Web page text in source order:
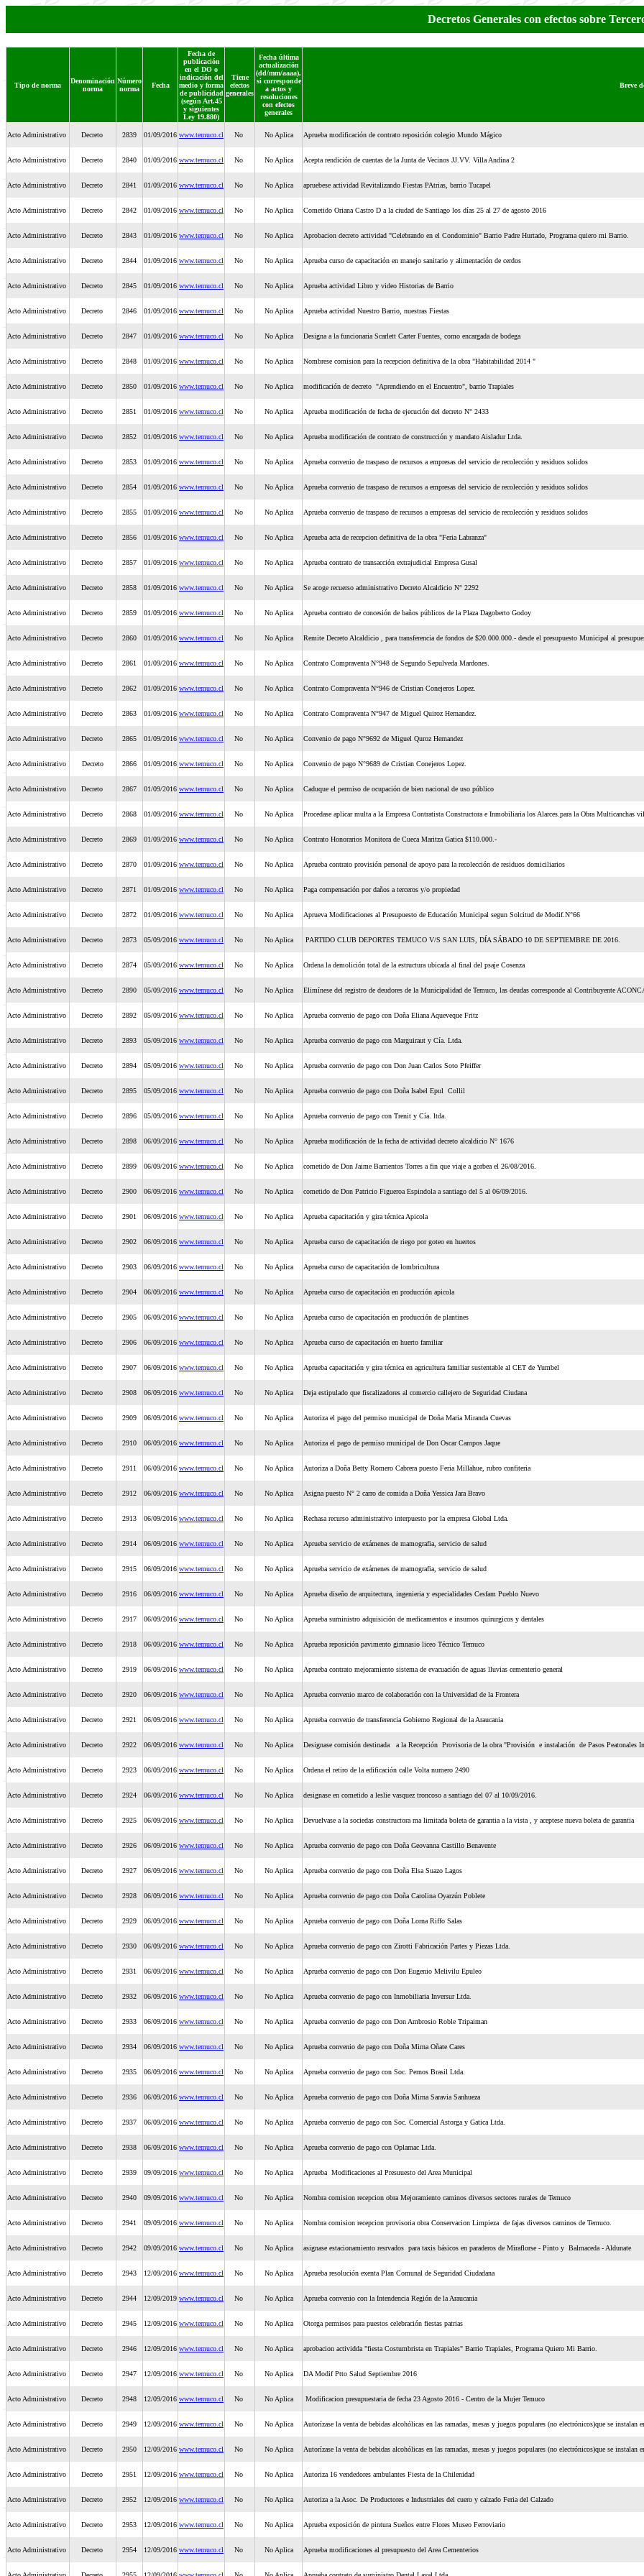
Decretos Generales con efectos sobre
Tipo de norma
Denominación
norma
Número
norma
Fecha
Fecha de
publicación
en el DO o
indicación del
medio y forma
de publicidad
(según Art.45
y siguientes
Ley 19.880)
Tiene
efectos
generales
Fecha última
actualización
(dd/mm/aaaa),
si corresponde
a actos y
resoluciones
con efectos
generales
Breve
Acto Administrativo Decreto 2839 01/09/2016 www.temuco.cl No No Aplica Aprueba modificación de contrato reposición colegio Mundo Mágico
Acto Administrativo Decreto 2840 01/09/2016 www.temuco.cl No No Aplica Acepta rendición de cuentas de la Junta de Vecinos JJ.VV. Villa Andina 2
Acto Administrativo Decreto 2841 01/09/2016 www.temuco.cl No No Aplica apruebese actividad Revitalizando Fiestas PAtrias, barrio Tucapel
Acto Administrativo Decreto 2842 01/09/2016 www.temuco.cl No No Aplica Cometido Oriana Castro D a la ciudad de Santiago los días 25 al 27 de agosto 2016
Acto Administrativo Decreto 2843 01/09/2016 www.temuco.cl No No Aplica Aprobacion decreto actividad "Celebrando en el Condominio" Barrio Padre Hurtado, Programa quiero mi Barrio.
Acto Administrativo Decreto 2844 01/09/2016 www.temuco.cl No No Aplica Aprueba curso de capacitación en manejo sanitario y alimentación de cerdos
Acto Administrativo Decreto 2845 01/09/2016 www.temuco.cl No No Aplica Aprueba actividad Libro y video Historias de Barrio
Acto Administrativo Decreto 2846 01/09/2016 www.temuco.cl No No Aplica Aprueba actividad Nuestro Barrio, nuestras Fiestas
Acto Administrativo Decreto 2847 01/09/2016 www.temuco.cl No No Aplica Designa a la funcionaria Scarlett Carter Fuentes, como encargada de bodega
Acto Administrativo Decreto 2848 01/09/2016 www.temuco.cl No No Aplica Nombrese comision para la recepcion definitiva de la obra "Habitabilidad 2014 "
Acto Administrativo Decreto 2850 01/09/2016 www.temuco.cl No No Aplica modificación de decreto "Aprendiendo en el Encuentro", barrio Trapiales
Acto Administrativo Decreto 2851 01/09/2016 www.temuco.cl No No Aplica Aprueba modificación de fecha de ejecución del decreto N° 2433
Acto Administrativo Decreto 2852 01/09/2016 www.temuco.cl No No Aplica Aprueba modificación de contrato de construcción y mandato Aisladur Ltda.
Acto Administrativo Decreto 2853 01/09/2016 www.temuco.cl No No Aplica Aprueba convenio de traspaso de recursos a empresas del servicio de recolección y residuos solidos
Acto Administrativo Decreto 2854 01/09/2016 www.temuco.cl No No Aplica Aprueba convenio de traspaso de recursos a empresas del servicio de recolección y residuos solidos
Acto Administrativo Decreto 2855 01/09/2016 www.temuco.cl No No Aplica Aprueba convenio de traspaso de recursos a empresas del servicio de recolección y residuos solidos
Acto Administrativo Decreto 2856 01/09/2016 www.temuco.cl No No Aplica Aprueba acta de recepcion definitiva de la obra "Feria Labranza"
Acto Administrativo Decreto 2857 01/09/2016 www.temuco.cl No No Aplica Aprueba contrato de transacción extrajudicial Empresa Gusal
Acto Administrativo Decreto 2858 01/09/2016 www.temuco.cl No No Aplica Se acoge recuerso administrativo Decreto Alcaldicio N° 2292
Acto Administrativo Decreto 2859 01/09/2016 www.temuco.cl No No Aplica Aprueba contrato de concesión de baños públicos de la Plaza Dagoberto Godoy
Acto Administrativo Decreto 2860 01/09/2016 www.temuco.cl No No Aplica Remite Decreto Alcaldicio , para transferencia de fondos de $20.000.000.- desde el presupuesto Municipal al
Acto Administrativo Decreto 2861 01/09/2016 www.temuco.cl No No Aplica Contrato Compraventa N°948 de Segundo Sepulveda Mardones.
Acto Administrativo Decreto 2862 01/09/2016 www.temuco.cl No No Aplica Contrato Compraventa N°946 de Cristian Conejeros Lopez.
Acto Administrativo Decreto 2863 01/09/2016 www.temuco.cl No No Aplica Contrato Compraventa N°947 de Miguel Quiroz Hernandez.
Acto Administrativo Decreto 2865 01/09/2016 www.temuco.cl No No Aplica Convenio de pago N°9692 de Miguel Quroz Hernandez
Acto Administrativo Decreto 2866 01/09/2016 www.temuco.cl No No Aplica Convenio de pago N°9689 de Cristian Conejeros Lopez.
Acto Administrativo Decreto 2867 01/09/2016 www.temuco.cl No No Aplica Caduque el permiso de ocupación de bien nacional de uso público
Acto Administrativo Decreto 2868 01/09/2016 www.temuco.cl No No Aplica Procedase aplicar multa a la Empresa Contratista Constructora e Inmobiliaria los Alarces.para la Obra Multicanchas
Acto Administrativo Decreto 2869 01/09/2016 www.temuco.cl No No Aplica Contrato Honorarios Monitora de Cueca Maritza Gatica $110.000.-
Acto Administrativo Decreto 2870 01/09/2016 www.temuco.cl No No Aplica Aprueba contrato provisión personal de apoyo para la recolección de residuos domiciliarios
Acto Administrativo Decreto 2871 01/09/2016 www.temuco.cl No No Aplica Paga compensación por daños a terceros y/o propiedad
Acto Administrativo Decreto 2872 01/09/2016 www.temuco.cl No No Aplica Aprueva Modificaciones al Presupuesto de Educación Municipal segun Solcitud de Modif.N°66
Acto Administrativo Decreto 2873 05/09/2016 www.temuco.cl No No Aplica PARTIDO CLUB DEPORTES TEMUCO V/S SAN LUIS, DÍA SÁBADO 10 DE SEPTIEMBRE DE 2016.
Acto Administrativo Decreto 2874 05/09/2016 www.temuco.cl No No Aplica Ordena la demolición total de la estructura ubicada al final del psaje Cosenza
Acto Administrativo Decreto 2890 05/09/2016 www.temuco.cl No No Aplica Elimínese del registro de deudores de la Municipalidad de Temuco, las deudas corresponde al Contribuyente
Acto Administrativo Decreto 2892 05/09/2016 www.temuco.cl No No Aplica Aprueba convenio de pago con Doña Eliana Aqueveque Fritz
Acto Administrativo Decreto 2893 05/09/2016 www.temuco.cl No No Aplica Aprueba convenio de pago con Marguiraut y Cía. Ltda.
Acto Administrativo Decreto 2894 05/09/2016 www.temuco.cl No No Aplica Aprueba convenio de pago con Don Juan Carlos Soto Pfeiffer
Acto Administrativo Decreto 2895 05/09/2016 www.temuco.cl No No Aplica Aprueba convenio de pago con Doña Isabel Epul Collil
Acto Administrativo Decreto 2896 05/09/2016 www.temuco.cl No No Aplica Aprueba convenio de pago con Trenit y Cía. ltda.
Acto Administrativo Decreto 2898 06/09/2016 www.temuco.cl No No Aplica Aprueba modificación de la fecha de actividad decreto alcaldicio N° 1676
Acto Administrativo Decreto 2899 06/09/2016 www.temuco.cl No No Aplica cometido de Don Jaime Barrientos Torres a fin que viaje a gorbea el 26/08/2016.
Acto Administrativo Decreto 2900 06/09/2016 www.temuco.cl No No Aplica cometido de Don Patricio Figueroa Espindola a santiago del 5 al 06/09/2016.
Acto Administrativo Decreto 2901 06/09/2016 www.temuco.cl No No Aplica Aprueba capacitación y gira técnica Apicola
Acto Administrativo Decreto 2902 06/09/2016 www.temuco.cl No No Aplica Aprueba curso de capacitación de riego por goteo en huertos
Acto Administrativo Decreto 2903 06/09/2016 www.temuco.cl No No Aplica Aprueba curso de capacitación de lombricultura
Acto Administrativo Decreto 2904 06/09/2016 www.temuco.cl No No Aplica Aprueba curso de capacitación en producción apicola
Acto Administrativo Decreto 2905 06/09/2016 www.temuco.cl No No Aplica Aprueba curso de capacitación en producción de plantines
Acto Administrativo Decreto 2906 06/09/2016 www.temuco.cl No No Aplica Aprueba curso de capacitación en huerto familiar
Acto Administrativo Decreto 2907 06/09/2016 www.temuco.cl No No Aplica Aprueba capacitación y gira técnica en agricultura familiar sustentable al CET de Yumbel
Acto Administrativo Decreto 2908 06/09/2016 www.temuco.cl No No Aplica Deja estipulado que fiscalizadores al comercio callejero de Seguridad Ciudana
Acto Administrativo Decreto 2909 06/09/2016 www.temuco.cl No No Aplica Autoriza el pago del permiso municipal de Doña Maria Miranda Cuevas
Acto Administrativo Decreto 2910 06/09/2016 www.temuco.cl No No Aplica Autoriza el pago de permiso municipal de Don Oscar Campos Jaque
Acto Administrativo Decreto 2911 06/09/2016 www.temuco.cl No No Aplica Autoriza a Doña Betty Romero Cabrera puesto Feria Millahue, rubro confiteria
Acto Administrativo Decreto 2912 06/09/2016 www.temuco.cl No No Aplica Asigna puesto N° 2 carro de comida a Doña Yessica Jara Bravo
Acto Administrativo Decreto 2913 06/09/2016 www.temuco.cl No No Aplica Rechasa recurso administrativo interpuesto por la empresa Global Ltda.
Acto Administrativo Decreto 2914 06/09/2016 www.temuco.cl No No Aplica Aprueba servicio de exámenes de mamografia, servicio de salud
Acto Administrativo Decreto 2915 06/09/2016 www.temuco.cl No No Aplica Aprueba servicio de exámenes de mamografia, servicio de salud
Acto Administrativo Decreto 2916 06/09/2016 www.temuco.cl No No Aplica Aprueba diseño de arquitectura, ingenieria y especialidades Cesfam Pueblo Nuevo
Acto Administrativo Decreto 2917 06/09/2016 www.temuco.cl No No Aplica Aprueba suministro adquisición de medicamentos e insumos quirurgicos y dentales
Acto Administrativo Decreto 2918 06/09/2016 www.temuco.cl No No Aplica Aprueba reposición pavimento gimnasio liceo Técnico Temuco
Acto Administrativo Decreto 2919 06/09/2016 www.temuco.cl No No Aplica Aprueba contrato mejoramiento sistema de evacuación de aguas lluvias cementerio general
Acto Administrativo Decreto 2920 06/09/2016 www.temuco.cl No No Aplica Aprueba convenio marco de colaboración con la Universidad de la Frontera
Acto Administrativo Decreto 2921 06/09/2016 www.temuco.cl No No Aplica Aprueba convenio de transferencia Gobierno Regional de la Araucania
Acto Administrativo Decreto 2922 06/09/2016 www.temuco.cl No No Aplica Designase comisión destinada a la Recepción Provisoria de la obra "Provisión e instalación de Pasos Peatonales
Acto Administrativo Decreto 2923 06/09/2016 www.temuco.cl No No Aplica Ordena el retiro de la edificación calle Volta numero 2490
Acto Administrativo Decreto 2924 06/09/2016 www.temuco.cl No No Aplica designase en cometido a leslie vasquez troncoso a santiago del 07 al 10/09/2016.
Acto Administrativo Decreto 2925 06/09/2016 www.temuco.cl No No Aplica Devuelvase a la sociedas constructora ma limitada boleta de garantia a la vista , y aceptese nueva boleta de garantia
Acto Administrativo Decreto 2926 06/09/2016 www.temuco.cl No No Aplica Aprueba convenio de pago con Doña Geovanna Castillo Benavente
Acto Administrativo Decreto 2927 06/09/2016 www.temuco.cl No No Aplica Aprueba convenio de pago con Doña Elsa Suazo Lagos
Acto Administrativo Decreto 2928 06/09/2016 www.temuco.cl No No Aplica Aprueba convenio de pago con Doña Carolina Oyarzún Poblete
Acto Administrativo Decreto 2929 06/09/2016 www.temuco.cl No No Aplica Aprueba convenio de pago con Doña Lorna Riffo Salas
Acto Administrativo Decreto 2930 06/09/2016 www.temuco.cl No No Aplica Aprueba convenio de pago con Zirotti Fabricación Partes y Piezas Ltda.
Acto Administrativo Decreto 2931 06/09/2016 www.temuco.cl No No Aplica Aprueba convenio de pago con Don Eugenio Melivilu Epuleo
Acto Administrativo Decreto 2932 06/09/2016 www.temuco.cl No No Aplica Aprueba convenio de pago con Inmobiliaria Inversur Ltda.
Acto Administrativo Decreto 2933 06/09/2016 www.temuco.cl No No Aplica Aprueba convenio de pago con Don Ambrosio Roble Tripaiman
Acto Administrativo Decreto 2934 06/09/2016 www.temuco.cl No No Aplica Aprueba convenio de pago con Doña Mirna Oñate Cares
Acto Administrativo Decreto 2935 06/09/2016 www.temuco.cl No No Aplica Aprueba convenio de pago con Soc. Pernos Brasil Ltda.
Acto Administrativo Decreto 2936 06/09/2016 www.temuco.cl No No Aplica Aprueba convenio de pago con Doña Mirna Saravia Sanhueza
Acto Administrativo Decreto 2937 06/09/2016 www.temuco.cl No No Aplica Aprueba convenio de pago con Soc. Comercial Astorga y Gatica Ltda.
Acto Administrativo Decreto 2938 06/09/2016 www.temuco.cl No No Aplica Aprueba convenio de pago con Oplamac Ltda.
Acto Administrativo Decreto 2939 09/09/2016 www.temuco.cl No No Aplica Aprueba Modificaciones al Presuuesto del Area Municipal
Acto Administrativo Decreto 2940 09/09/2016 www.temuco.cl No No Aplica Nombra comision recepcion obra Mejoramiento caminos diversos sectores rurales de Temuco
Acto Administrativo Decreto 2941 09/09/2016 www.temuco.cl No No Aplica Nombra comision recepcion provisoria obra Conservacion Limpieza de fajas diversos caminos de Temuco.
Acto Administrativo Decreto 2942 09/09/2016 www.temuco.cl No No Aplica asignase estacionamiento resrvados para taxis básicos en paraderos de Miraflorse - Pinto y Balmaceda - Aldunate
Acto Administrativo Decreto 2943 12/09/2016 www.temuco.cl No No Aplica Aprueba resolución exenta Plan Comunal de Seguridad Ciudadana
Acto Administrativo Decreto 2944 12/09/2019 www.temuco.cl No No Aplica Aprueba convenio con la Intendencia Región de la Araucania
Acto Administrativo Decreto 2945 12/09/2016 www.temuco.cl No No Aplica Otorga permisos para puestos celebración fiestas patrias
Acto Administrativo Decreto 2946 12/09/2016 www.temuco.cl No No Aplica aprobacion actividda "fiesta Costumbrista en Trapiales" Barrio Trapiales, Programa Quiero Mi Barrio.
Acto Administrativo Decreto 2947 12/09/2016 www.temuco.cl No No Aplica DA Modif Ptto Salud Septiembre 2016
Acto Administrativo Decreto 2948 12/09/2016 www.temuco.cl No No Aplica Modificacion presupuestaria de fecha 23 Agosto 2016 - Centro de la Mujer Temuco
Acto Administrativo Decreto 2949 12/09/2016 www.temuco.cl No No Aplica Autorízase la venta de bebidas alcohólicas en las ramadas, mesas y juegos populares (no electrónicos)que se
Acto Administrativo Decreto 2950 12/09/2016 www.temuco.cl No No Aplica Autorízase la venta de bebidas alcohólicas en las ramadas, mesas y juegos populares (no electrónicos)que se
Acto Administrativo Decreto 2951 12/09/2016 www.temuco.cl No No Aplica Autoriza 16 vendedores ambulantes Fiesta de la Chilenidad
Acto Administrativo Decreto 2952 12/09/2016 www.temuco.cl No No Aplica Autoriza a la Asoc. De Productores e Industriales del cuero y calzado Feria del Calzado
Acto Administrativo Decreto 2953 12/09/2016 www.temuco.cl No No Aplica Aprueba exposición de pintura Sueños entre Flores Museo Ferroviario
Acto Administrativo Decreto 2954 12/09/2016 www.temuco.cl No No Aplica Aprueba modificaciones al presupuesto del Area Cementerios